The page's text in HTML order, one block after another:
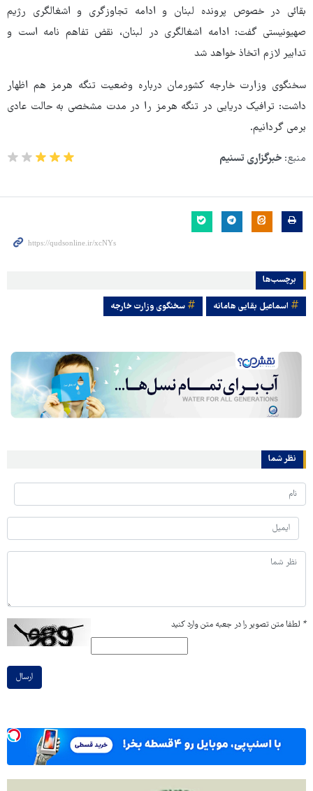
بقائی در خصوص پرونده لبنان و ادامه تجاوزگری و اشغالگری رژیم
صهیونیستی گفت: ادامه اشغالگری در لبنان، نقض تفاهم نامه است و
تدابیر لازم اتخاذ خواهد شد
سخنگوی وزارت خارجه کشورمان درباره وضعیت تنگه هرمز هم اظهار
داشت: ترافیک دریایی در تنگه هرمز را در مدت مشخصی به حالت عادی
برمی گردانیم.
منبع: خبرگزاری تسنیم
برچسب‌ها
اسماعیل بقایی هامانه سخنگوی وزارت خارجه
نظر شما
* لطفا متن تصویر را در جعبه متن وارد کنید
ارسال